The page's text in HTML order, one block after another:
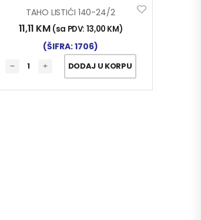
TAHO LISTIĆI 140-24/2
11,11 KM (sa PDV: 13,00 KM)
(ŠIFRA: 1706)
DODAJ U KORPU